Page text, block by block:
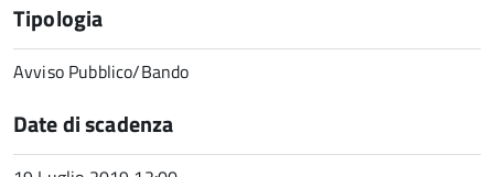
Tipologia
Avviso Pubblico/Bando
Date di scadenza